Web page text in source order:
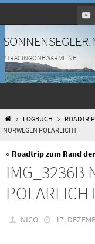
Inhalt
springen
#TRACINGONEWARMLINE
HOMELOGBUCH
NORWEGEN POLARLICHT
« Roadtrip zum Rand
IMG_3236B
NICO 17.